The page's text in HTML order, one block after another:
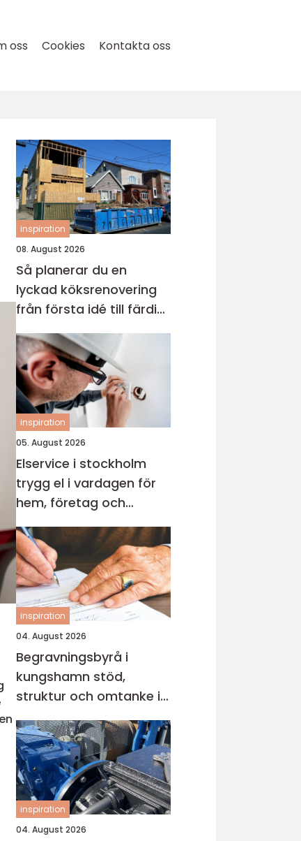
oss Cookies Kontakta oss
inspiration
08. August 2026
Så planerar du en
lyckad köksrenovering
från första idé till färdigt
kök
inspiration
05. August 2026
Elservice i stockholm
trygg el i vardagen för
hem, företag och
industri
inspiration
04. August 2026
Begravningsbyrå i
kungshamn stöd,
struktur och omtanke i
en svår tid
inspiration
04. August 2026